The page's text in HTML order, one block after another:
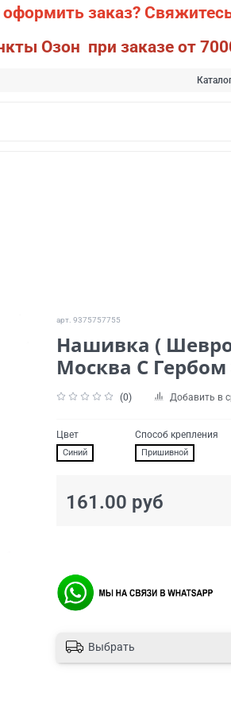
заказ?
Озон при заказе от
арт. 9375757755
Нашивка (
Москва С
(0) Добавить в
Цвет
Синий
Способ крепления
Пришивной
161.00 руб
Выбрать